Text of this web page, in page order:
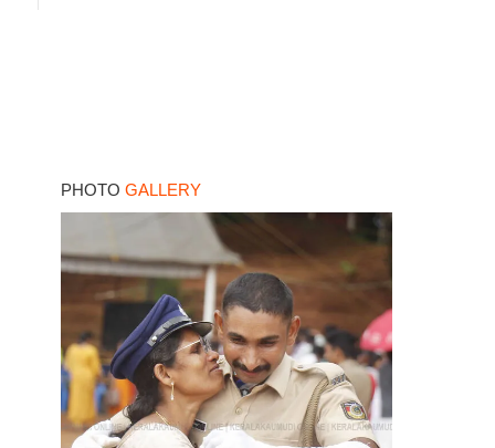
PHOTO GALLERY